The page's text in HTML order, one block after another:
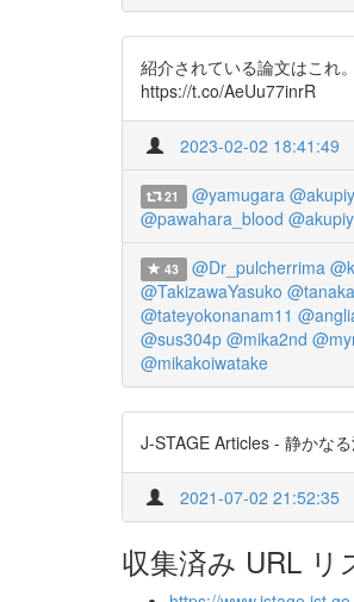
紹介されている論文はこれ
https://t.co/AeUu77inrR
2023-02-02 18:41:49
21 @yamugara
@pawahara_blood
43 @Dr_pulcherrima
@TakizawaYasuko
@tateyokonanam11
@sus304p @mika2nd
@mikakoiwatake
J-STAGE Articles - 静かな
2021-07-02 21:52:35
収集済み URL リ